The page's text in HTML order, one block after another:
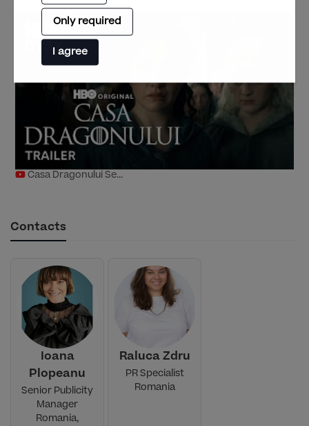
Only required
I agree
Casa Dragonului Se...
Contacts
Ioana
Plopeanu
Senior Publicity
Manager
Romania,
Raluca Zdru
PR Specialist
Romania